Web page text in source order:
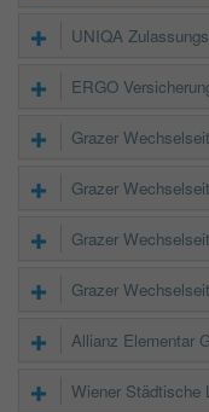
UNIQA
ERGO
Grazer
Grazer
Grazer
Grazer
Allianz Elementar
Wiener Städtische